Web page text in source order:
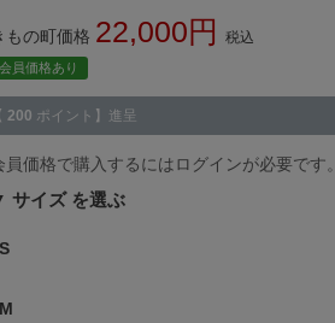
もの町価格 22,000 税込
会員価格あり
200 ポイント】進呈
員価格で購入するにはログインが必要です。
サイズ
S
M